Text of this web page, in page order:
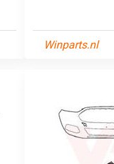
Winparts.nl